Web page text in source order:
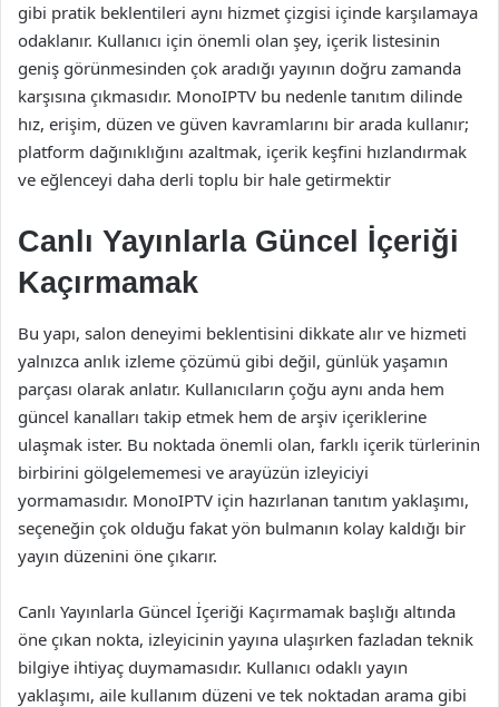
gibi pratik beklentileri aynı hizmet çizgisi içinde karşılamaya
odaklanır. Kullanıcı için önemli olan şey, içerik listesinin
geniş görünmesinden çok aradığı yayının doğru zamanda
karşısına çıkmasıdır. MonoIPTV bu nedenle tanıtım dilinde
hız, erişim, düzen ve güven kavramlarını bir arada kullanır;
platform dağınıklığını azaltmak, içerik keşfini hızlandırmak
ve eğlenceyi daha derli toplu bir hale getirmektir
Canlı Yayınlarla Güncel İçeriği
Kaçırmamak
Bu yapı, salon deneyimi beklentisini dikkate alır ve hizmeti
yalnızca anlık izleme çözümü gibi değil, günlük yaşamın
parçası olarak anlatır. Kullanıcıların çoğu aynı anda hem
güncel kanalları takip etmek hem de arşiv içeriklerine
ulaşmak ister. Bu noktada önemli olan, farklı içerik türlerinin
birbirini gölgelememesi ve arayüzün izleyiciyi
yormamasıdır. MonoIPTV için hazırlanan tanıtım yaklaşımı,
seçeneğin çok olduğu fakat yön bulmanın kolay kaldığı bir
yayın düzenini öne çıkarır.
Canlı Yayınlarla Güncel İçeriği Kaçırmamak başlığı altında
öne çıkan nokta, izleyicinin yayına ulaşırken fazladan teknik
bilgiye ihtiyaç duymamasıdır. Kullanıcı odaklı yayın
yaklaşımı, aile kullanım düzeni ve tek noktadan arama gibi